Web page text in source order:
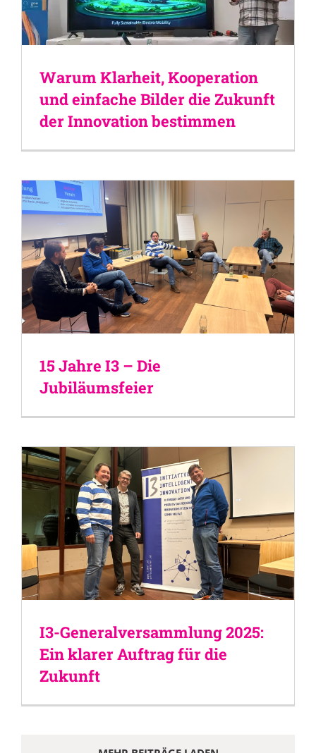
Warum Klarheit, Kooperation
und einfache Bilder die Zukunft
der Innovation bestimmen
15 Jahre I3 – Die
Jubiläumsfeier
I3-Generalversammlung 2025:
Ein klarer Auftrag für die
Zukunft